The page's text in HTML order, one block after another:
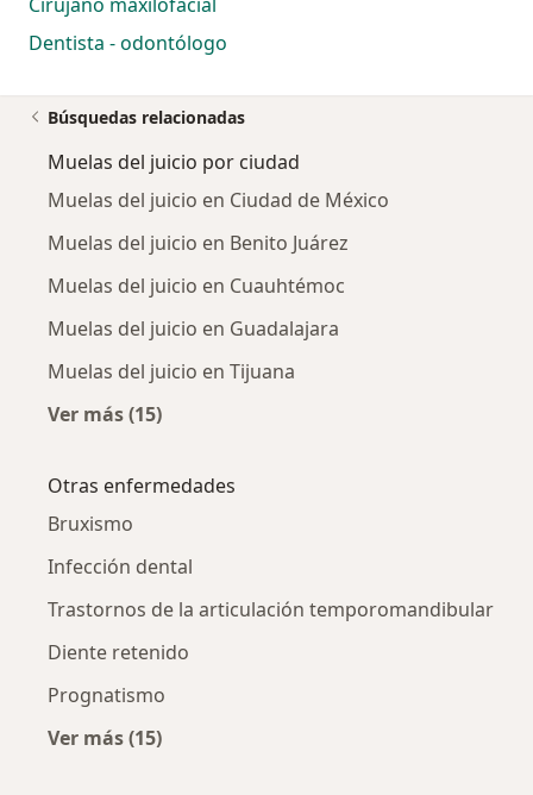
Dentista - odontólogo
Búsquedas relacionadas
Muelas del juicio por ciudad
Muelas del juicio en Ciudad de México
Muelas del juicio en Benito Juárez
Muelas del juicio en Cuauhtémoc
Muelas del juicio en Guadalajara
Muelas del juicio en Tijuana
Ver más (15)
Otras enfermedades
Bruxismo
Infección dental
Trastornos de la articulación temporomandibular
Diente retenido
Prognatismo
Ver más (15)